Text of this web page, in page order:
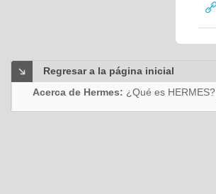
Regresar a la página inicial
Acerca de Hermes: ¿Qué es HERMES?